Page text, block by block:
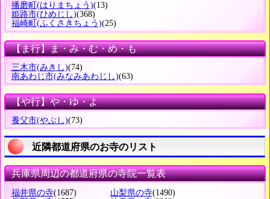
播磨町 (はりまちょう)(13)
姫路市(ひめじし)(368)
福崎町 (ふくさきちょう)(25)
【ま行】ま・み・む・め・も
三木市(みきし)(74)
南あわじ市(みなみあわじし)(63)
【や行】や・ゆ・よ
養父市(やぶし)(73)
近隣都道府県のお寺のリスト
兵庫県周辺の都道府県の寺院一覧表
福井県の寺(1687) 山梨県の寺(1490)